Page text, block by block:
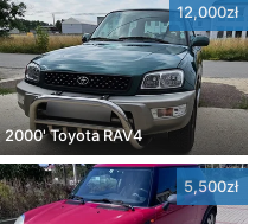
12,000zł
2000' Toyota RAV4
5,500zł